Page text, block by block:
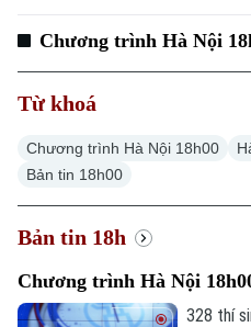
Chương trình Hà Nội
Từ khoá
Chương trình Hà Nội 18h00
Bản tin 18h00
Bản tin 18h
Chương trình Hà Nội
328 thí